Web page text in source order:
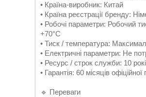
• Країна-виробник: Китай
• Країна реєстрації бренду:
• Робочі параметри: Робочий
+70°C
• Тиск / температура:
• Електричні параметри: Не
• Ресурс / строк служби: 10
• Гарантія: 60 місяців офіційної
🔹 Переваги